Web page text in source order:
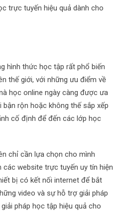
trực tuyến hiệu quả dành cho
hình thức học tập rất phổ biến
thế giới, với những ưu điểm về
học online ngày càng được ưa
rộn hoặc không thế sắp xếp
cố định để đến các lớp học
chỉ cần lựa chọn cho mình
website trực tuyến uy tín hiện
bị có kết nối internet để bắt
video và sự hỗ trợ giải pháp
pháp học tập hiệu quả cho